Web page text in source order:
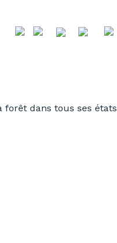
forêt dans tous ses états